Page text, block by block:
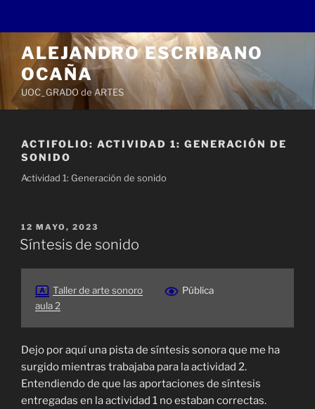
contenido
ALEJANDRO ESCRIBANO
OCAÑA
UOC_GRADO de ARTES
ACTIFOLIO: ACTIVIDAD 1: GENERACIÓN DE
SONIDO
Actividad 1: Generación de sonido
PUBLICADO
EL
12 MAYO, 2023
Síntesis de sonido
Taller de arte sonoro
aula 2
Pública
Dejo por aquí una pista de síntesis sonora que me ha
surgido mientras trabajaba para la actividad 2.
Entendiendo de que las aportaciones de síntesis
entregadas en la actividad 1 no estaban correctas.